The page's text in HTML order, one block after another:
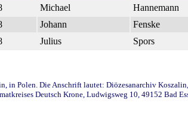
Michael Hannemann
Johann Fenske
Julius Spors
Polen. Die Anschrift lautet: Diözesanarchiv
Deutsch Krone, Ludwigsweg 10, 49152 Bad